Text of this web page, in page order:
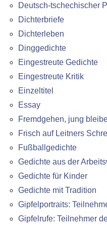
Deutsch-tschechischer
Dichterbriefe
Dichterleben
Dinggedichte
Eingestreute Gedichte
Eingestreute Kritik
Einzeltitel
Essay
Fremdgehen, jung
Frisch auf Leitners
Fußballgedichte
Gedichte aus der
Gedichte für Kinder
Gedichte mit Tradition
Gipfelportraits:
Gipfelrufe: Teilnehmer